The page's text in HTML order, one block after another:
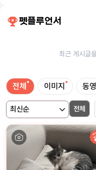
펫플루언서
최근 게시글
전체 이미지 동
전체